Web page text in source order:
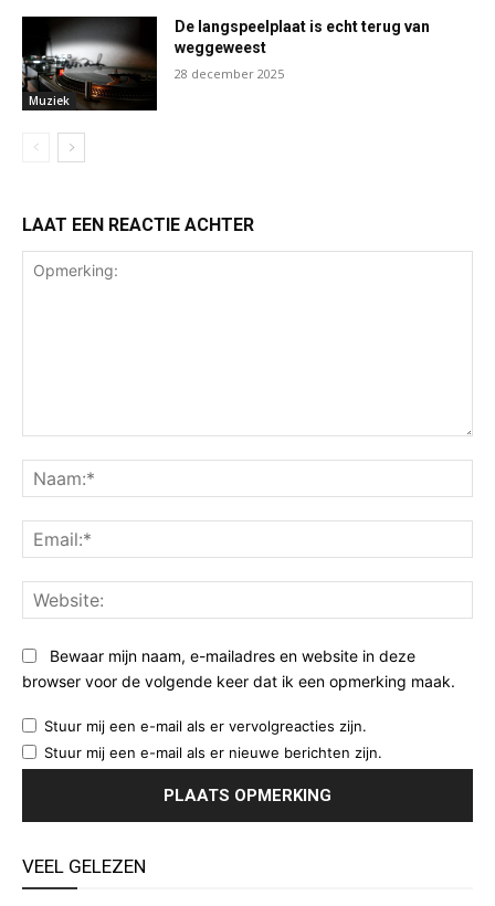
Muziek
De langspeelplaat is echt terug van
weggeweest
28 december 2025
LAAT EEN REACTIE ACHTER
Bewaar mijn naam, e-mailadres en website in deze
browser voor de volgende keer dat ik een opmerking maak.
Stuur mij een e-mail als er vervolgreacties zijn.
Stuur mij een e-mail als er nieuwe berichten zijn.
VEEL GELEZEN